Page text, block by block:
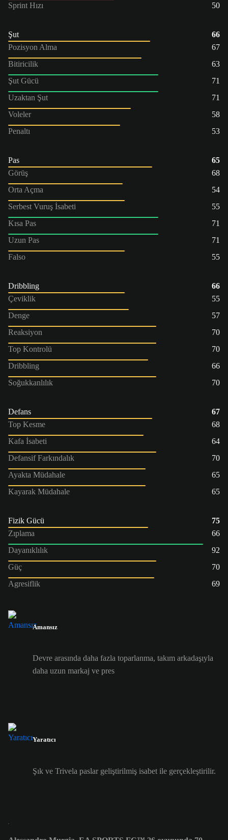
Sprint Hızı
50
Şut
66
Pozisyon Alma
67
Bitiricilik
63
Şut Gücü
71
Uzaktan Şut
71
Voleler
58
Penaltı
53
Pas
65
Görüş
68
Orta Açma
54
Serbest Vuruş İsabeti
55
Kısa Pas
71
Uzun Pas
71
Falso
55
Dribbling
66
Çeviklik
55
Denge
57
Reaksiyon
70
Top Kontrolü
70
Dribbling
66
Soğukkanlılık
70
Defans
67
Top Kesme
68
Kafa İsabeti
64
Defansif Farkındalık
70
Ayakta Müdahale
65
Kayarak Müdahale
65
Fizik Gücü
75
Zıplama
66
Dayanıklılık
92
Güç
70
Agresiflik
69
Amansız
Devre arasında daha fazla toparlanma, takım arkadaşıyla
daha uzun markaj ve pres
Yaratıcı
Şık ve Trivela paslar geliştirilmiş isabet ile gerçekleştirilir.